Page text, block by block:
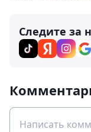
Следите за